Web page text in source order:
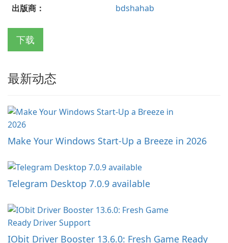
出版商：
bdshahab
下载
最新动态
Make Your Windows Start-Up a Breeze in 2026
Telegram Desktop 7.0.9 available
IObit Driver Booster 13.6.0: Fresh Game Ready